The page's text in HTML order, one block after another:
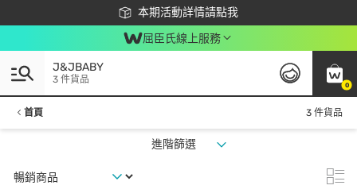
本期活動詳情請點我
下載app最高回饋$350
屈臣氏線上服務
0
J&JBABY
3 件貨品
首頁 3 件貨品
進階篩選